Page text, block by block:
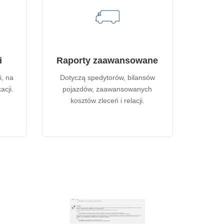
na
Raporty zaawansowane
Dotyczą spedytorów, bilansów
pojazdów, zaawansowanych
kosztów zleceń i relacji.